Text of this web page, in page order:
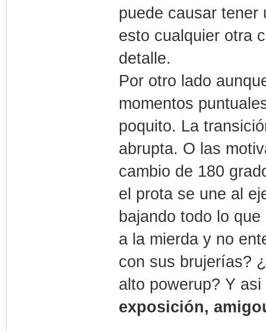
puede causar tener
esto cualquier otra
detalle.
Por otro lado
momentos
poquito. La
abrupta. O las
cambio de 180
el prota se une al
bajando todo lo
a la mierda y no
con sus brujerías?
alto powerup? Y
exposición,